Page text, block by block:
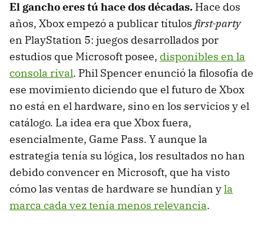
El gancho eres tú hace dos décadas. Hace dos
años, Xbox empezó a publicar títulos first-party
en PlayStation 5: juegos desarrollados por
estudios que Microsoft posee, disponibles en la
consola rival. Phil Spencer enunció la filosofía de
ese movimiento diciendo que el futuro de Xbox
no está en el hardware, sino en los servicios y el
catálogo. La idea era que Xbox fuera,
esencialmente, Game Pass. Y aunque la
estrategia tenía su lógica, los resultados no han
debido convencer en Microsoft, que ha visto
cómo las ventas de hardware se hundían yla
marca cada vez tenía menos relevancia.